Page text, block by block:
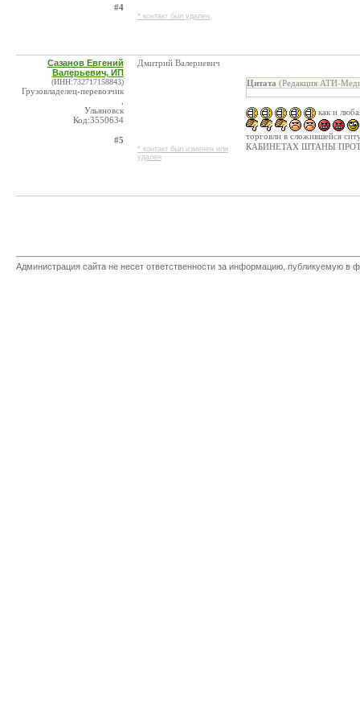
#4
* контакт был удален
Сазанов Евгений
Валерьевич, ИП
(ИНН:732717158843)
Грузовладелец-перевозчик
Ульяновск
Код:3550634
#5
Дмитрий Валериевич
* контакт был изменен или
удален
Цитата (Редакция АТИ-
как и
торговли в сложившейся
КАБИНЕТАХ ШТАНЫ
Администрация сайта не несет ответственности за информацию, публикуемую